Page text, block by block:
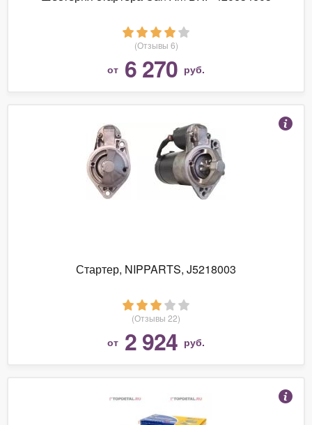
(Отзывы 6)
от 6 270 руб.
Стартер, NIPPARTS, J5218003
(Отзывы 22)
от 2 924 руб.